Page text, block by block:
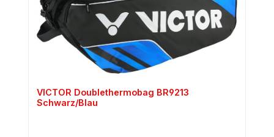
VICTOR Doublethermobag BR9213
Schwarz/Blau